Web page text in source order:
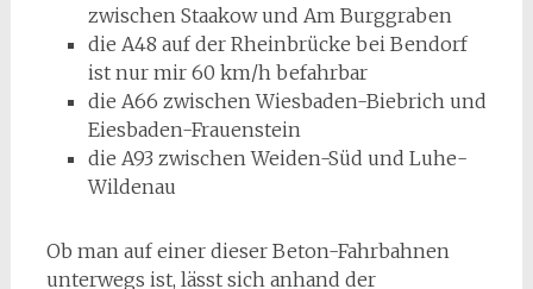
zwischen Staakow und Am Burggraben
die A48 auf der Rheinbrücke bei Bendorf
ist nur mir 60 km/h befahrbar
die A66 zwischen Wiesbaden-Biebrich und
Eiesbaden-Frauenstein
die A93 zwischen Weiden-Süd und Luhe-
Wildenau
Ob man auf einer dieser Beton-Fahrbahnen
unterwegs ist, lässt sich anhand der